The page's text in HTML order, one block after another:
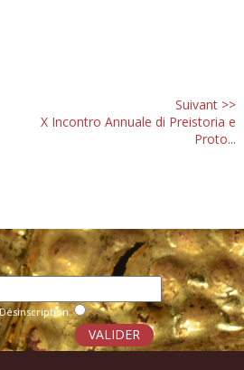
Suivant >>
X Incontro Annuale di Preistoria e
Proto...